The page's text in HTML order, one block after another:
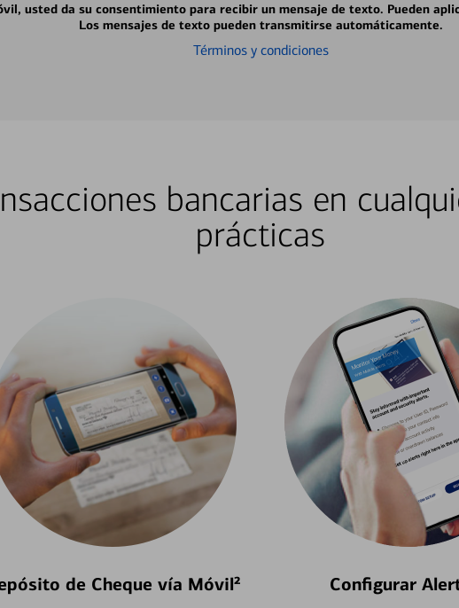
usted da su consentimiento para recibir un mensaje de texto. Pueden
Los mensajes de texto pueden transmitirse automáticamente.
Términos y condiciones
bancarias en
prácticas
de Cheque vía Móvil² Configurar